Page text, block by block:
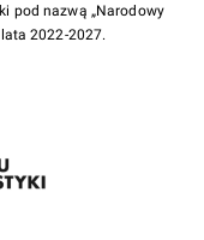
pod nazwą „Narodowy
2022-2027.